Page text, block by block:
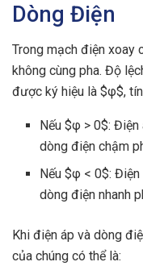
Dòng Điện
Trong mạch điện xoay
không cùng pha. Độ
được ký hiệu là $φ$,
Nếu $φ > 0$:
dòng điện chậm
Nếu $φ < 0$:
dòng điện nhanh
Khi điện áp và dòng
của chúng có thể là: